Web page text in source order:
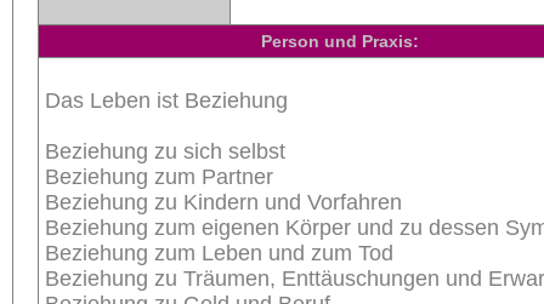
Person und Praxis:
Das Leben ist Beziehung
Beziehung zu sich selbst
Beziehung zum Partner
Beziehung zu Kindern und Vorfahren
Beziehung zum eigenen Körper und zu dessen
Beziehung zum Leben und zum Tod
Beziehung zu Träumen, Enttäuschungen und